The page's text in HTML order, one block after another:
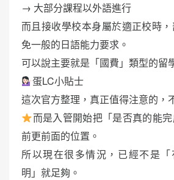
→ 大部分課程以外語進行
而且接收學校本身屬於適正校時
免一般的日語能力要求。
可以說主要就是「國費」類型的留
蛋LC小貼士
這次官方整理，真正值得注意的，
而是入管開始把「是否真的能
前更前面的位置。
所以現在很多情況，已經不是
明」就足夠。